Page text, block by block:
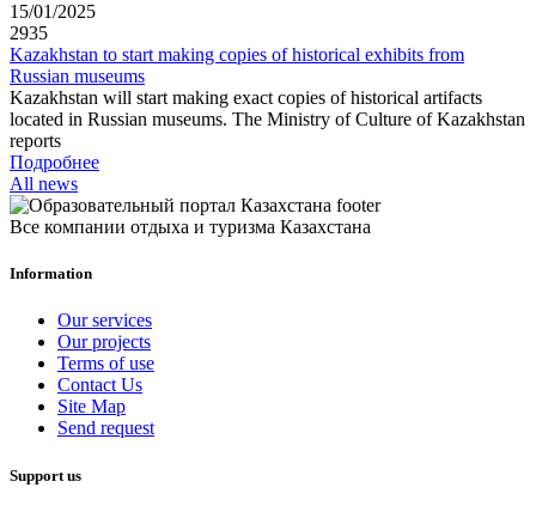
15/01/2025
2935
Kazakhstan to start making copies of historical exhibits from
Russian museums
Kazakhstan will start making exact copies of historical artifacts
located in Russian museums. The Ministry of Culture of Kazakhstan
reports
Подробнее
All news
Все компании отдыха и туризма Казахстана
Information
Our services
Our projects
Terms of use
Contact Us
Site Map
Send request
Support us